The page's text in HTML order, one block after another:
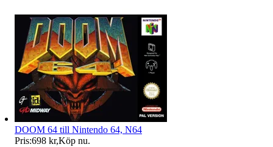
DOOM 64 till Nintendo 64, N64
Pris:698 kr,Köp nu.